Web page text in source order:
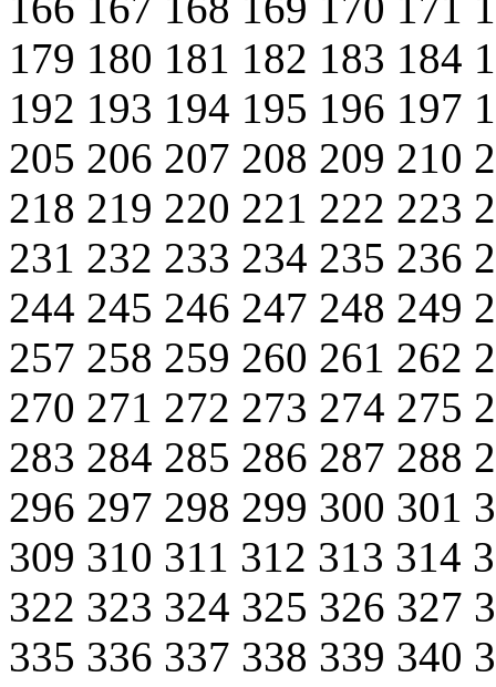
179 180 181 182 183 184
192 193 194 195 196 197
205 206 207 208 209 210
218 219 220 221 222 223
231 232 233 234 235 236
244 245 246 247 248 249
257 258 259 260 261 262
270 271 272 273 274 275
283 284 285 286 287 288
296 297 298 299 300 301
309 310 311 312 313 314
322 323 324 325 326 327
335 336 337 338 339 340